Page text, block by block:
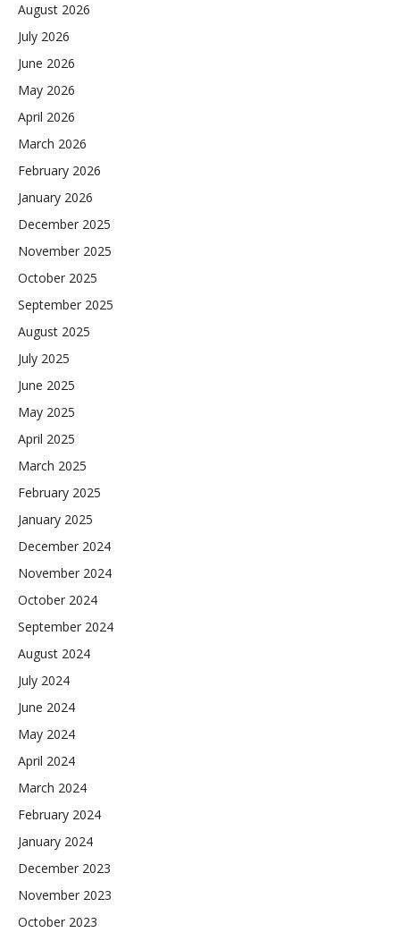
August 2026
July 2026
June 2026
May 2026
April 2026
March 2026
February 2026
January 2026
December 2025
November 2025
October 2025
September 2025
August 2025
July 2025
June 2025
May 2025
April 2025
March 2025
February 2025
January 2025
December 2024
November 2024
October 2024
September 2024
August 2024
July 2024
June 2024
May 2024
April 2024
March 2024
February 2024
January 2024
December 2023
November 2023
October 2023